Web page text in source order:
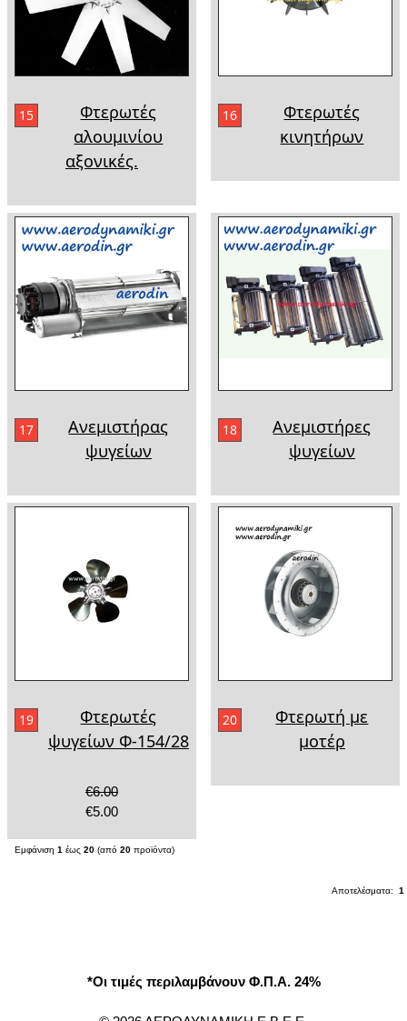
15
Φτερωτές
αλουμινίου
αξονικές.
16
Φτερωτές
κινητήρων
17
Ανεμιστήρας
ψυγείων
18
Ανεμιστήρες
ψυγείων
19
Φτερωτές
ψυγείων Φ-154/28
€6.00
€5.00
20
Φτερωτή με
μοτέρ
Εμφάνιση 1 έως 20 (από 20 προϊόντα)
Αποτελέσματα: 1
*Οι τιμές περιλαμβάνουν Φ.Π.Α. 24%